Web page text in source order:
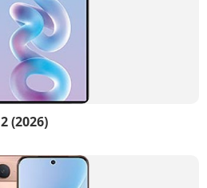
(2026)